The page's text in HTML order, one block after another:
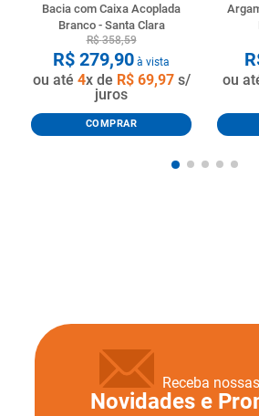
Bacia com Caixa Acoplada
Branco - Santa Clara
R$ 358,59
R$ 279,90 à vista
ou até 4x de R$ 69,97s/
juros
COMPRAR
ou
Receba nossas
Novidades e